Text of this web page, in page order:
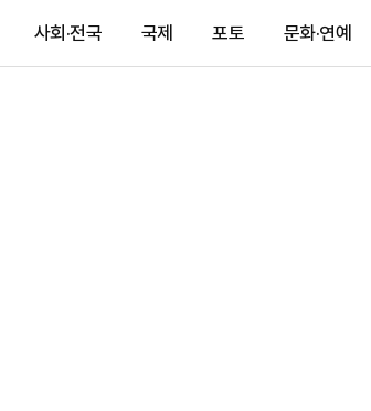
사회·전국 국제 포토 문화·연예